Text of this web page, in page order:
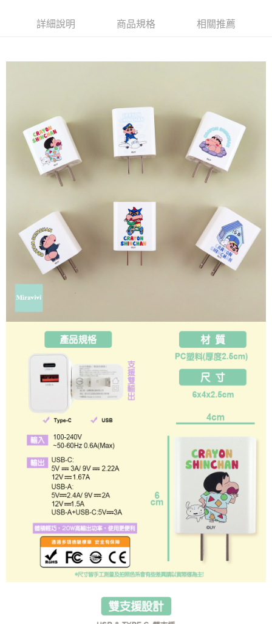
１．簡單：不需註冊會員、不需綁卡、不需儲值。
３．收到繳費通知簡訊後14天內，點擊此簡訊中的連結，可透過四大超商／
ATM／網路銀行／等多元方式進行付款，方視為交易完成。
※ 請注意：結帳手續完成當下不需立刻繳費，但若您需要取消訂單，請聯絡
購買商品的店家。未經商家同意取消之訂單仍視為有效，需透過AFTEE先享
後付繳納相關費用。
※ 交易是否成功請以「AFTEE先享後付 」之結帳頁面顯示為準，若有關於
是否繳費成功／繳費後需取消欲退款等相關疑問，請聯繫「AFTEE先享後付
【注意事項】
１．透過由恩沛科技股份有限公司提供之「AFTEE先享後付」服務完成之交
易，需依本服務之必要範圍內提供個人資料，並將交易相關給付款項請求債
權轉讓予恩沛科技股份有限公司。
２．關於個人資料處理事宜，請瀏覽以下網址：
https://aftee.tw/terms/#terms3
３．未成年的使用者請事先徵得法定代理人或監護人之同意方可使用
任。
４．使用「AFTEE先享後付」時，將依據個別帳號之用戶狀況，依本公司即
時審查核予不同之上限額度；若仍有額度不足之情形，本公司將視審查結果
請求用戶進行身份認證。
５．嚴禁一人註冊多個帳號或使用他人資訊註冊。若發現惡意使用之情形，
恩沛科技股份有限公司將有權停止該用戶之使用額度並採取法律行動。
運送方式
每筆NT$60，滿NT$499(含以上)免運費
7-11付款取貨
每筆NT$60，滿NT$499(含以上)免運費
付款後7-11取貨
每筆NT$60，滿NT$499(含以上)免運費
每筆NT$120，滿NT$499(含以上)免運費
海外宅配 查看運費
詳細說明 商品規格 相關推薦